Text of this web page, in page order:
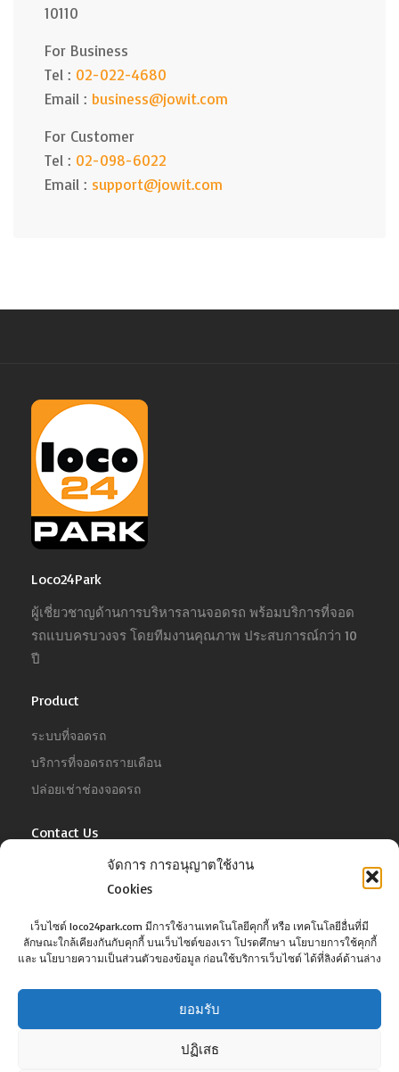
จัดการ การอนุญาตใช้งาน
Cookies
เว็บไซต์ loco24park.com มีการใช้งานเทคโนโลยีคุกกี้ หรือ เทคโนโลยีอื่นที่มี
ลักษณะใกล้เคียงกันกับคุกกี้ บนเว็บไซต์ของเรา โปรดศึกษา นโยบายการใช้คุกกี้
และ นโยบายความเป็นส่วนตัวของข้อมูล ก่อนใช้บริการเว็บไซต์ ได้ที่ลิงค์ด้านล่าง
ยอมรับ
ปฏิเสธ
10110
For Business
Tel : 02-022-4680
Email : business@jowit.com
For Customer
Tel : 02-098-6022
Email : support@jowit.com
Loco24Park
ผู้เชี่ยวชาญด้านการบริหารลานจอดรถ พร้อมบริการที่จอด
รถแบบครบวงจร โดยทีมงานคุณภาพ ประสบการณ์กว่า 10
ปี
Product
ระบบที่จอดรถ
บริการที่จอดรถรายเดือน
ปล่อยเช่าช่องจอดรถ
Contact Us
02-022-4680
For Customer